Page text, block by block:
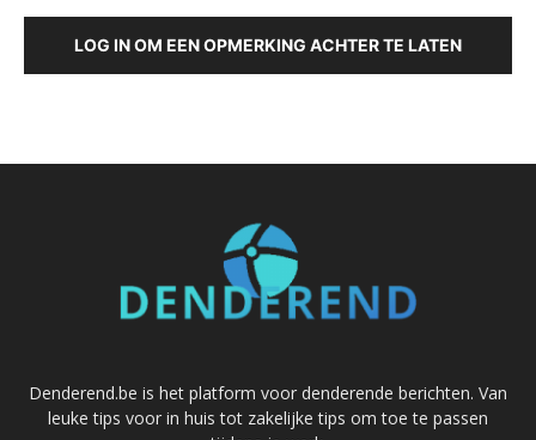
LOG IN OM EEN OPMERKING ACHTER TE LATEN
Denderend.be is het platform voor denderende berichten. Van
leuke tips voor in huis tot zakelijke tips om toe te passen